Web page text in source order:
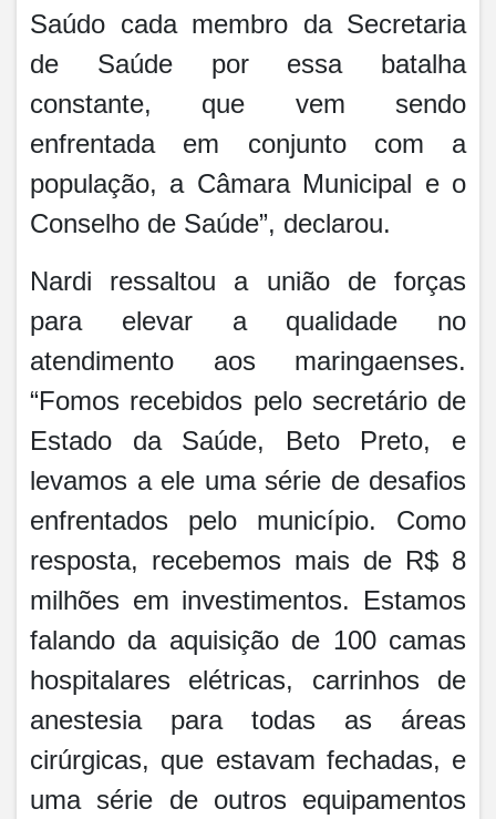
Saúdo cada membro da Secretaria
de Saúde por essa batalha
constante, que vem sendo
enfrentada em conjunto com a
população, a Câmara Municipal e o
Conselho de Saúde”, declarou.
Nardi ressaltou a união de forças
para elevar a qualidade no
atendimento aos maringaenses.
“Fomos recebidos pelo secretário de
Estado da Saúde, Beto Preto, e
levamos a ele uma série de desafios
enfrentados pelo município. Como
resposta, recebemos mais de R$ 8
milhões em investimentos. Estamos
falando da aquisição de 100 camas
hospitalares elétricas, carrinhos de
anestesia para todas as áreas
cirúrgicas, que estavam fechadas, e
uma série de outros equipamentos